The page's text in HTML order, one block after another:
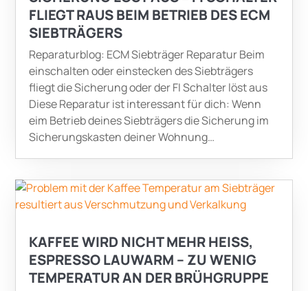
FLIEGT RAUS BEIM BETRIEB DES ECM
SIEBTRÄGERS
Reparaturblog: ECM Siebträger Reparatur Beim
einschalten oder einstecken des Siebträgers
fliegt die Sicherung oder der FI Schalter löst aus
Diese Reparatur ist interessant für dich: Wenn
eim Betrieb deines Siebträgers die Sicherung im
Sicherungskasten deiner Wohnung…
KAFFEE WIRD NICHT MEHR HEISS, E
SPRESSO LAUWARM – ZU WENIG T
EMPERATUR AN DER BRÜHGRUPPE